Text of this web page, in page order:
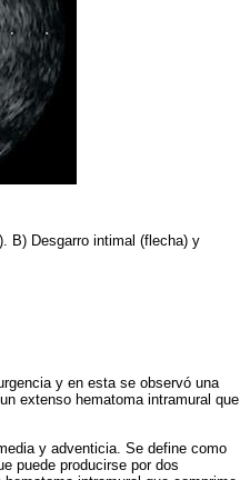
B) Desgarro intimal (flecha) y
y en esta se observó una
extenso hematoma intramural que
y adventicia. Se define como
puede producirse por dos